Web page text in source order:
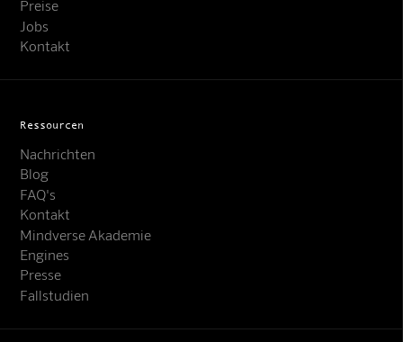
Preise
Jobs
Kontakt
Ressourcen
Nachrichten
Blog
FAQ's
Kontakt
Mindverse Akademie
Engines
Presse
Fallstudien